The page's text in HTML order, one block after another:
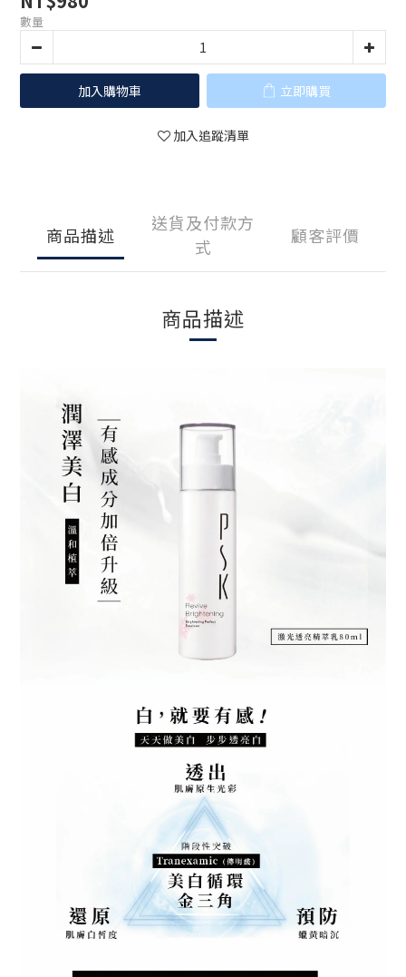
數量
加入購物車 立即購買
加入追蹤清單
商品描述
送貨及付款方
式
顧客評價
商品描述